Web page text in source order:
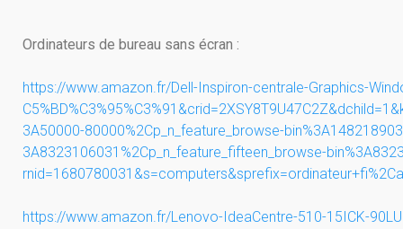
Ordinateurs de bureau sans écran :
https://www.amazon.fr/Dell- Inspiron-centrale-Graphics-
C5%BD%C3%95%C3%91&crid=2XSY8T9U47C2Z&dchild=1&
3A50000-80000%2Cp_n_feature_ browse-
3A8323106031%2Cp_n_feature_ fifteen_browse-bin%
rnid=1680780031&s=computers&
https://www.amazon.fr/Lenovo- IdeaCentre-510-15ICK-